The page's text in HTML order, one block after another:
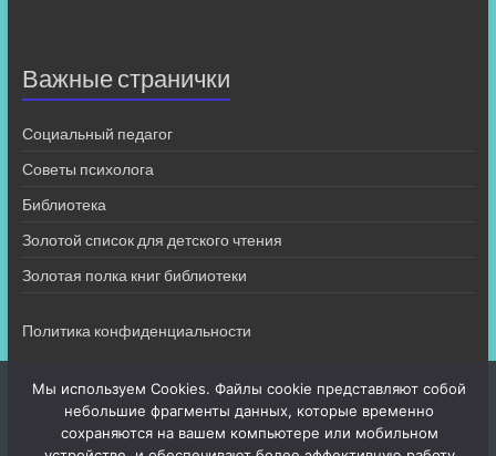
Важные странички
Социальный педагог
Советы психолога
Библиотека
Золотой список для детского чтения
Золотая полка книг библиотеки
Политика конфиденциальности
Мы используем Cookies. Файлы cookie представляют собой
небольшие фрагменты данных, которые временно
сохраняются на вашем компьютере или мобильном